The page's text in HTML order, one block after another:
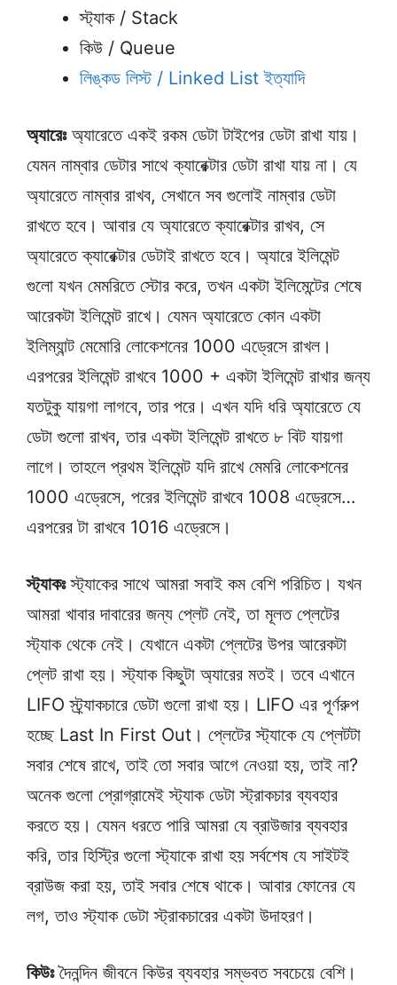
স্ট্যাক / Stack
কিউ / Queue
লিঙ্কড লিস্ট / Linked List ইত্যাদি
অ্যারেঃঅ্যারেতে একই রকম ডেটা টাইপের ডেটা রাখা যায়।
যেমন নাম্বার ডেটার সাথে ক্যারেক্টার ডেটা রাখা যায় না। যে
অ্যারেতে নাম্বার রাখব, সেখানে সব গুলোই নাম্বার ডেটা
রাখতে হবে। আবার যে অ্যারেতে ক্যারেক্টার রাখব, সে
অ্যারেতে ক্যারেক্টার ডেটাই রাখতে হবে। অ্যারে ইলিমেন্ট
গুলো যখন মেমরিতে স্টোর করে, তখন একটা ইলিমেন্টের শেষে
আরেকটা ইলিমেন্ট রাখে। যেমন অ্যারেতে কোন একটা
ইলিম্যান্ট মেমোরি লোকেশনের 1000 এড্রেসে রাখল।
এরপরের ইলিমেন্ট রাখবে 1000 + একটা ইলিমেন্ট রাখার জন্য
যতটুকু যায়গা লাগবে, তার পরে। এখন যদি ধরি অ্যারেতে যে
ডেটা গুলো রাখব, তার একটা ইলিমেন্ট রাখতে ৮ বিট যায়গা
লাগে। তাহলে প্রথম ইলিমেন্ট যদি রাখে মেমরি লোকেশনের
1000 এড্রেসে, পরের ইলিমেন্ট রাখবে 1008 এড্রেসে…
এরপরের টা রাখবে 1016 এড্রেসে।
স্ট্যাকঃস্ট্যাকের সাথে আমরা সবাই কম বেশি পরিচিত। যখন
আমরা খাবার দাবারের জন্য প্লেট নেই, তা মূলত প্লেটের
স্ট্যাক থেকে নেই। যেখানে একটা প্লেটের উপর আরেকটা
প্লেট রাখা হয়। স্ট্যাক কিছুটা অ্যারের মতই। তবে এখানে
LIFO স্ট্র্যাকচারে ডেটা গুলো রাখা হয়। LIFO এর পূর্ণরুপ
হচ্ছে Last In First Out। প্লেটের স্ট্যাকে যে প্লেটটা
সবার শেষে রাখে, তাই তো সবার আগে নেওয়া হয়, তাই না?
অনেক গুলো প্রোগ্রামেই স্ট্যাক ডেটা স্ট্রাকচার ব্যবহার
করতে হয়। যেমন ধরতে পারি আমরা যে ব্রাউজার ব্যবহার
করি, তার হিস্ট্রি গুলো স্ট্যাকে রাখা হয় সর্বশেষ যে সাইটই
ব্রাউজ করা হয়, তাই সবার শেষে থাকে। আবার ফোনের যে
লগ, তাও স্ট্যাক ডেটা স্ট্রাকচারের একটা উদাহরণ।
কিউঃদৈনন্দিন জীবনে কিউর ব্যবহার সম্ভবত সবচেয়ে বেশি।